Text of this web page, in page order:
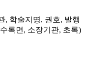
, 학술지명, 권호, 발행
록면, 소장기관, 초록)